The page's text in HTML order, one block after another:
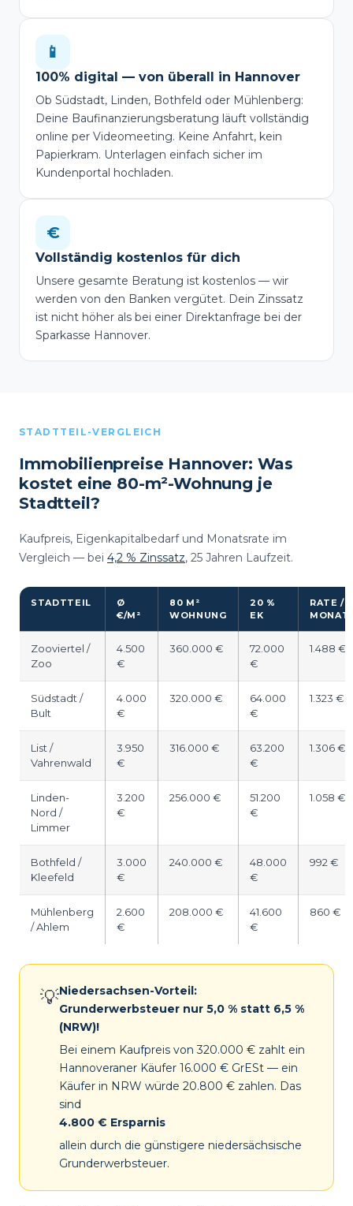
📱
100% digital — von überall in Hannover
Ob Südstadt, Linden, Bothfeld oder Mühlenberg:
Deine Baufinanzierungsberatung läuft vollständig
online per Videomeeting. Keine Anfahrt, kein
Papierkram. Unterlagen einfach sicher im
Kundenportal hochladen.
€
Vollständig kostenlos für dich
Unsere gesamte Beratung ist kostenlos — wir
werden von den Banken vergütet. Dein Zinssatz
ist nicht höher als bei einer Direktanfrage bei der
Sparkasse Hannover.
STADTTEIL-VERGLEICH
Immobilienpreise Hannover: Was
kostet eine 80-m²-Wohnung je
Stadtteil?
Kaufpreis, Eigenkapitalbedarf und Monatsrate im
Vergleich — bei 4,2 % Zinssatz, 25 Jahren Laufzeit.
STADTTEIL
Ø
€/M²
80 M²
WOHNUNG
20 %
EK
RATE /
MONAT
Zooviertel /
Zoo
4.500
€
360.000 €
72.000
€
1.488 €
Südstadt /
Bult
4.000
€
320.000 €
64.000
€
1.323 €
List /
Vahrenwald
3.950
€
316.000 €
63.200
€
1.306 €
Linden-
Nord /
Limmer
3.200
€
256.000 €
51.200
€
1.058 €
Bothfeld /
Kleefeld
3.000
€
240.000 €
48.000
€
992 €
Mühlenberg
/ Ahlem
2.600
€
208.000 €
41.600
€
860 €
💡Niedersachsen-Vorteil:
Grunderwerbsteuer nur 5,0 % statt 6,5 %
(NRW)!
Bei einem Kaufpreis von 320.000 € zahlt ein
Hannoveraner Käufer 16.000 € GrESt — ein
Käufer in NRW würde 20.800 € zahlen. Das
sind
4.800 € Ersparnis
allein durch die günstigere niedersächsische
Grunderwerbsteuer.